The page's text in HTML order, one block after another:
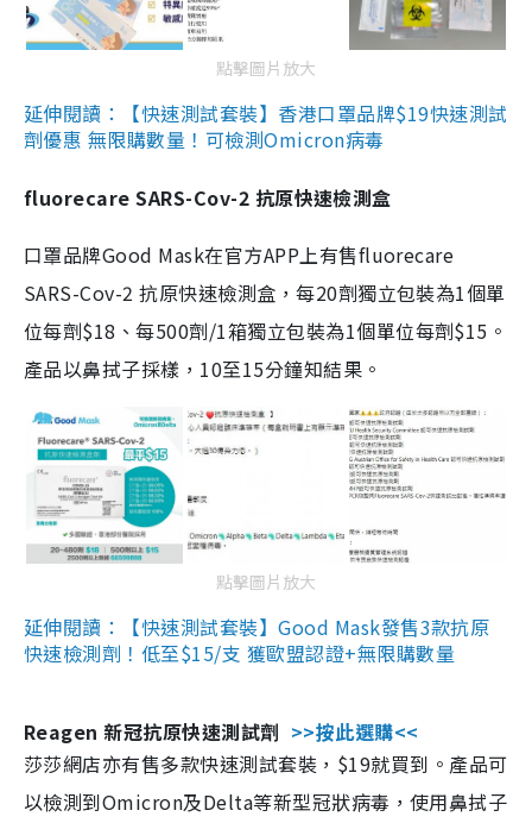
點擊圖片放大
延伸閱讀：【快速測試套裝】香港口罩品牌$19快速測試
劑優惠 無限購數量！可檢測Omicron病毒
fluorecare SARS-Cov-2 抗原快速檢測盒
口罩品牌Good Mask在官方APP上有售fluorecare
SARS-Cov-2 抗原快速檢測盒，每20劑獨立包裝為1個單
位每劑$18、每500劑/1箱獨立包裝為1個單位每劑$15。
產品以鼻拭子採樣，10至15分鐘知結果。
點擊圖片放大
延伸閱讀：【快速測試套裝】Good Mask發售3款抗原
快速檢測劑！低至$15/支 獲歐盟認證+無限購數量
Reagen 新冠抗原快速測試劑 >>按此選購<<
莎莎網店亦有售多款快速測試套裝，$19就買到。產品可
以檢測到Omicron及Delta等新型冠狀病毒，使用鼻拭子